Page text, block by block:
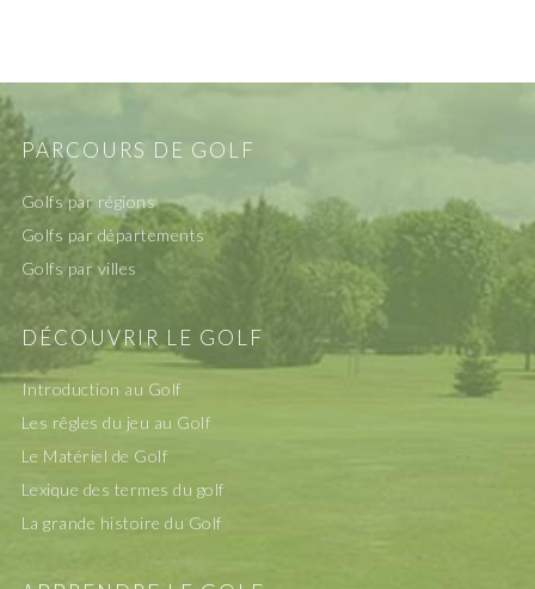
PARCOURS DE GOLF
Golfs par régions
Golfs par départements
Golfs par villes
DÉCOUVRIR LE GOLF
Introduction au Golf
Les rêgles du jeu au Golf
Le Matériel de Golf
Lexique des termes du golf
La grande histoire du Golf